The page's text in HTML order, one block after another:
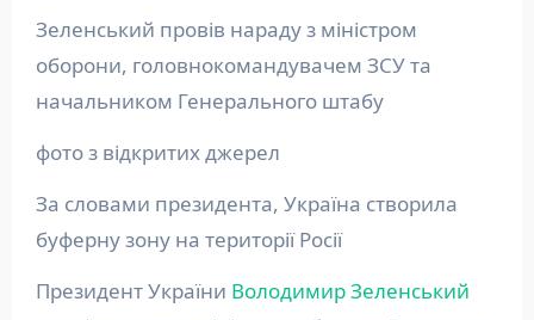
Зеленський провів нараду з міністром
оборони, головнокомандувачем ЗСУ та
начальником Генерального штабу
фото з відкритих джерел
За словами президента, Україна створила
буферну зону на території Росії
Президент України Володимир Зеленський